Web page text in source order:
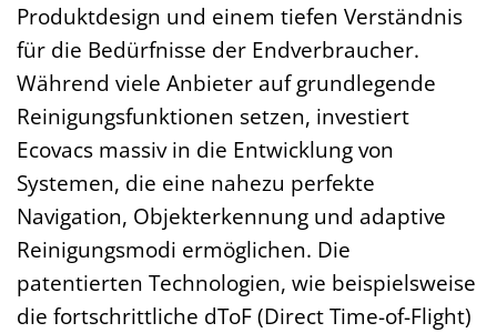
Produktdesign und einem tiefen Verständnis
für die Bedürfnisse der Endverbraucher.
Während viele Anbieter auf grundlegende
Reinigungsfunktionen setzen, investiert
Ecovacs massiv in die Entwicklung von
Systemen, die eine nahezu perfekte
Navigation, Objekterkennung und adaptive
Reinigungsmodi ermöglichen. Die
patentierten Technologien, wie beispielsweise
die fortschrittliche dToF (Direct Time-of-Flight)